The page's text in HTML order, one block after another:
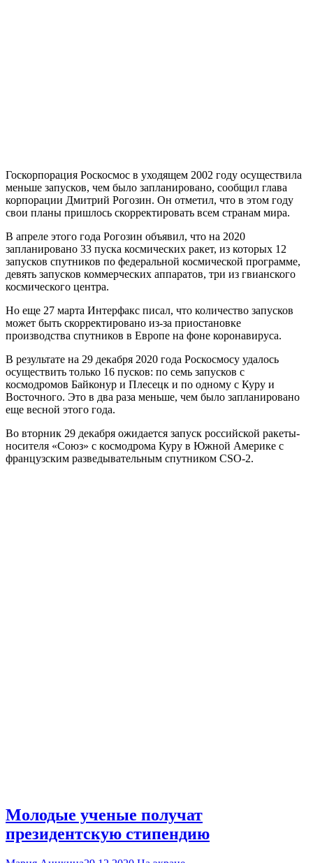
Госкорпорация Роскосмос в уходящем 2002 году осуществила
меньше запусков, чем было запланировано, сообщил глава
корпорации Дмитрий Рогозин. Он отметил, что в этом году
свои планы пришлось скорректировать всем странам мира.
В апреле этого года Рогозин объявил, что на 2020
запланировано 33 пуска космических ракет, из которых 12
запусков спутников по федеральной космической программе,
девять запусков коммерческих аппаратов, три из гвианского
космического центра.
Но еще 27 марта Интерфакс писал, что количество запусков
может быть скорректировано из-за приостановке
производства спутников в Европе на фоне коронавируса.
В результате на 29 декабря 2020 года Роскосмосу удалось
осуществить только 16 пусков: по семь запусков с
космодромов Байконур и Плесецк и по одному с Куру и
Восточного. Это в два раза меньше, чем было запланировано
еще весной этого года.
Во вторник 29 декабря ожидается запуск российской ракеты-
носителя «Союз» с космодрома Куру в Южной Америке с
французским разведывательным спутником CSO-2.
Молодые ученые получат
президентскую стипендию